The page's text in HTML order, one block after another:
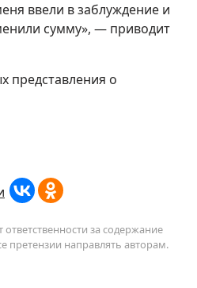
ввели в заблуждение и
сумму», — приводит
представления о
за содержание
претензии направлять авторам.